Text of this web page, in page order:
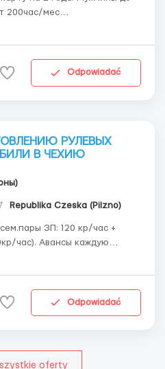
из ЗП)
программ; отсутствие
Odpowiadać
РУЛЕВЫХ
В ЧЕХИЮ
Republika Czeska (Pilzno)
кр/час +
час). Авансы каждую
по 8час+(дополнительн...Odpowiadać
oferty